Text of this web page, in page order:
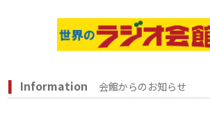
Information 会館からのお知らせ